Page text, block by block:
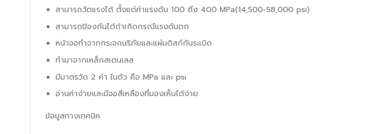
สามารถวัดแรงได้ ตั้งแต่ค่าแรงดัน 100 ถึง 400 MPa(14,500-58,000 psi)
สามารถป้องกันได้ถ้าเกิดกรณีแรงดันตก
หน้าจอทำจากกระจกนริภัยและแผ่นดิสก์กันระเบิด
ทำมาจากเหล็กสเตนเลส
มีมาตรวัด 2 ค่า ในตัว คือ MPa และ psi
อ่านค่าง่ายและมีจอสีเหลืองที่มองเห็นได้ง่าย
ข้อมูลทางเทคนิค